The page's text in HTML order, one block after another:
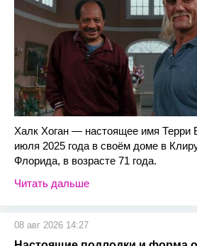
Халк Хоган — настоящее имя
июля 2025 года в своём доме в
Флорида, в возрасте 71 года.
Читать дальше
08 авг 2026 14:27